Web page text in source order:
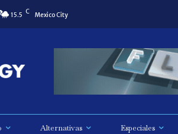
15.5 C Mexico City
Alternativas Especiales